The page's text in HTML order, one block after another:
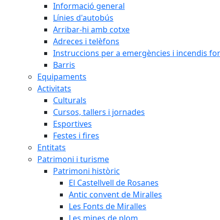
Informació general
Línies d'autobús
Arribar-hi amb cotxe
Adreces i telèfons
Instruccions per a emergències i incendis
Barris
Equipaments
Activitats
Culturals
Cursos, tallers i jornades
Esportives
Festes i fires
Entitats
Patrimoni i turisme
Patrimoni històric
El Castellvell de Rosanes
Antic convent de Miralles
Les Fonts de Miralles